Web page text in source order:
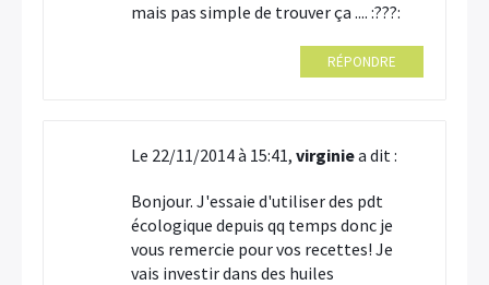
mais pas simple de trouver ça .... :???:
RÉPONDRE
Le 22/11/2014 à 15:41, virginiea dit :
Bonjour. J'essaie d'utiliser des pdt
écologique depuis qq temps donc je
vous remercie pour vos recettes! Je
vais investir dans des huiles